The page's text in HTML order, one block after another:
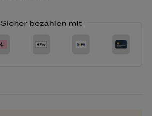
Sicher bezahlen mit